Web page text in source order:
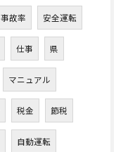
事故率 安全運転
仕事 県
マニュアル
税金 節税
自動運転